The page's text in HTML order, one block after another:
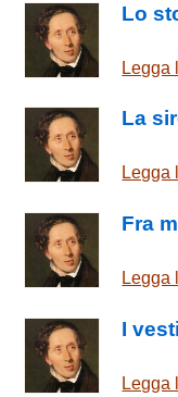
Lo
Legga
La
Legga
Fra
Legga
I
Legga